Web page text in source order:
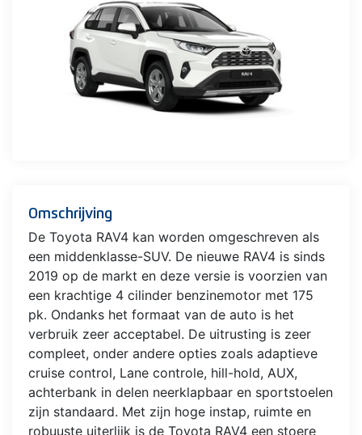
Omschrijving
De Toyota RAV4 kan worden omgeschreven als
een middenklasse-SUV. De nieuwe RAV4 is sinds
2019 op de markt en deze versie is voorzien van
een krachtige 4 cilinder benzinemotor met 175
pk. Ondanks het formaat van de auto is het
verbruik zeer acceptabel. De uitrusting is zeer
compleet, onder andere opties zoals adaptieve
cruise control, Lane controle, hill-hold, AUX,
achterbank in delen neerklapbaar en sportstoelen
zijn standaard. Met zijn hoge instap, ruimte en
robuuste uiterlijk is de Toyota RAV4 een stoere